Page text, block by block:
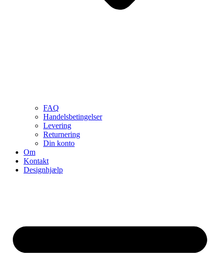
FAQ
Handelsbetingelser
Levering
Returnering
Din konto
Om
Kontakt
Designhjælp